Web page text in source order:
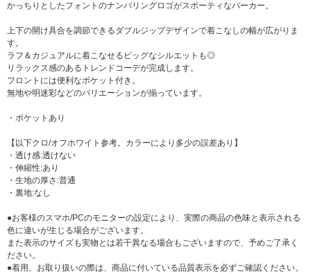
かっちりとしたフォントのナンバリングロゴがスポーティなパーカー。
上下の開け具合を調節できるダブルジップデザインで着こなしの幅が広がりま
す。
ラフ＆カジュアルに着こなせるビッグなシルエットも◎
リラックス感のあるトレンドコーデが完成します。
フロントには便利なポケット付き。
無地や明迷彩などのバリエーションが揃っています。
・ポケットあり
【以下クロ/オフホワイト参考。カラーにより多少の誤差あり】
・透け感:透けない
・伸縮性:あり
・生地の厚さ:普通
・裏地:なし
●お客様のスマホ/PCのモニターの設定により、実際の商品の色味と表示される
色に違いが生じる場合がございます。
また表示のサイズも実物とは若干異なる場合もございますので、予めご了承く
ださい。
●着用、お取り扱いの際は、商品に付いている品質表示を必ずご確認ください。